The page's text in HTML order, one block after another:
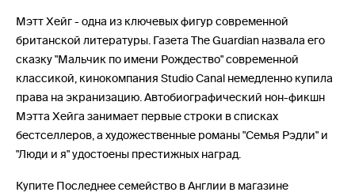
Мэтт Хейг - одна из ключевых фигур современной
британской литературы. Газета The Guardian назвала его
сказку "Мальчик по имени Рождество" современной
классикой, кинокомпания Studio Canal немедленно купила
права на экранизацию. Автобиографический нон-фикшн
Мэтта Хейга занимает первые строки в списках
бестселлеров, а художественные романы "Семья Рэдли" и
"Люди и я" удостоены престижных наград.
Купите Последнее семейство в Англии в магазине